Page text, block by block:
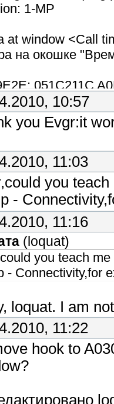
1-MP
at window <Call
на окошке
051C211C
051C211C
enable
at window
v=10}\
Duration v=20}\
disable
10:57
you Evgr:it
11:03
you
-
11:16
( loquat)
you teach
- Connectivity,for
loquat. I am
11:22
hook to